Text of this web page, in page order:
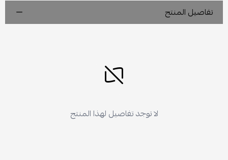
تفاصيل المنتج
لا توجد تفاصيل لهذا المنتج